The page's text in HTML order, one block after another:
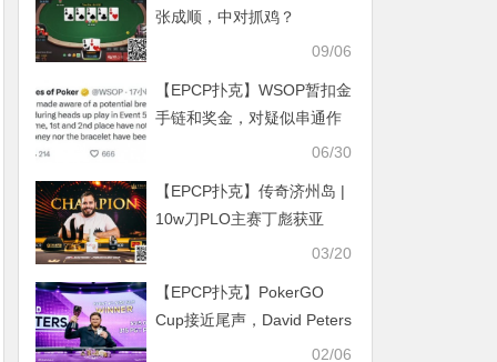
张成顺，中对抓鸡？
09/06
【EPCP扑克】WSOP暂扣金
手链和奖金，对疑似串通作
06/30
【EPCP扑克】传奇济州岛 |
10w刀PLO主赛丁彪获亚
四、七名
03/20
【EPCP扑克】PokerGO
Cup接近尾声，David Peters
02/06